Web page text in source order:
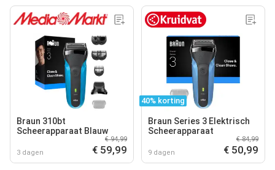
Braun 310bt
Scheerapparaat Blauw
3 dagen
€ 94,99
€ 59,99
40% korting
Braun Series 3 Elektrisch
Scheerapparaat
9 dagen
€ 84,99
€ 50,99